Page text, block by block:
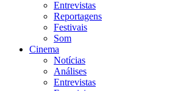
Entrevistas
Reportagens
Festivais
Som
Cinema
Notícias
Análises
Entrevistas